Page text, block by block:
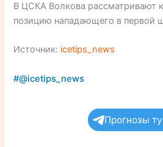
В ЦСКА Волкова рассматривают
позицию нападающего в первой
Источник: icetips_news
#@icetips_news
Прогнозы